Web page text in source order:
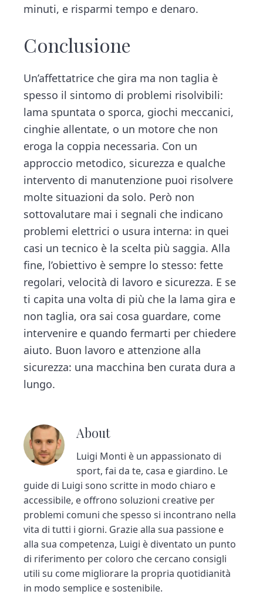
minuti, e risparmi tempo e denaro.
Conclusione
Un’affettatrice che gira ma non taglia è
spesso il sintomo di problemi risolvibili:
lama spuntata o sporca, giochi meccanici,
cinghie allentate, o un motore che non
eroga la coppia necessaria. Con un
approccio metodico, sicurezza e qualche
intervento di manutenzione puoi risolvere
molte situazioni da solo. Però non
sottovalutare mai i segnali che indicano
problemi elettrici o usura interna: in quei
casi un tecnico è la scelta più saggia. Alla
fine, l’obiettivo è sempre lo stesso: fette
regolari, velocità di lavoro e sicurezza. E se
ti capita una volta di più che la lama gira e
non taglia, ora sai cosa guardare, come
intervenire e quando fermarti per chiedere
aiuto. Buon lavoro e attenzione alla
sicurezza: una macchina ben curata dura a
lungo.
About
Luigi Monti è un appassionato di
sport, fai da te, casa e giardino. Le
guide di Luigi sono scritte in modo chiaro e
accessibile, e offrono soluzioni creative per
problemi comuni che spesso si incontrano nella
vita di tutti i giorni. Grazie alla sua passione e
alla sua competenza, Luigi è diventato un punto
di riferimento per coloro che cercano consigli
utili su come migliorare la propria quotidianità
in modo semplice e sostenibile.